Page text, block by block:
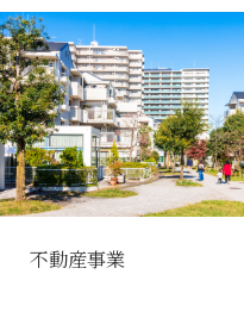
不動産事業